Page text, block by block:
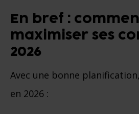
En bref :
maximiser ses
2026
Avec une bonne
en 2026 :